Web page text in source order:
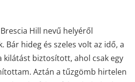
Hill nevű helyéről
Bár hideg és szeles volt az idő, a
kilátást biztosított, ahol csak egy
Aztán a tűzgömb hirtelen